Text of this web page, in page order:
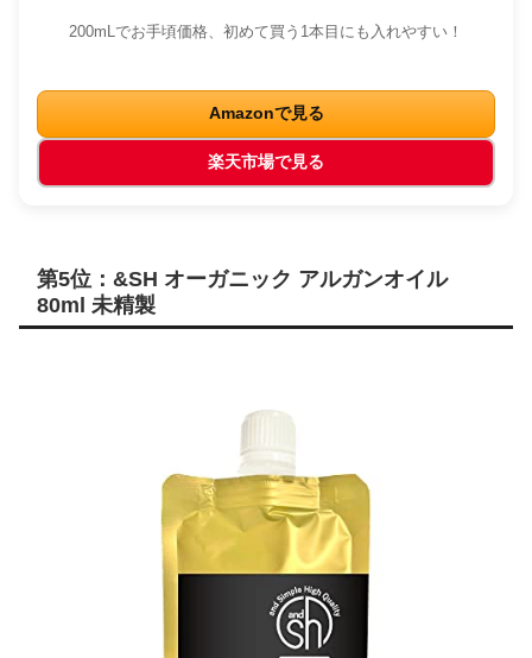
200mLでお手頃価格、初めて買う1本目にも入れやすい！
Amazonで見る
楽天市場で見る
第5位：&SH オーガニック アルガンオイル
80ml 未精製